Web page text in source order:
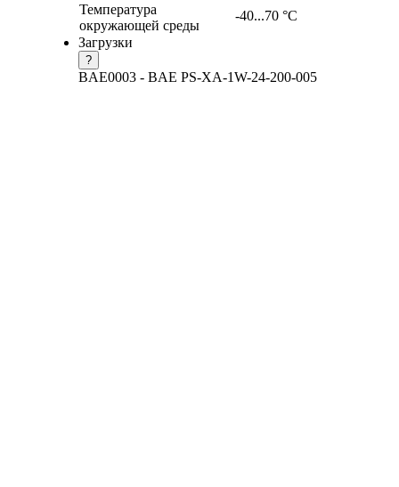
Температура
окружающей среды
-40...70 °C
Загрузки
?
BAE0003 - BAE PS-XA-1W-24-200-005